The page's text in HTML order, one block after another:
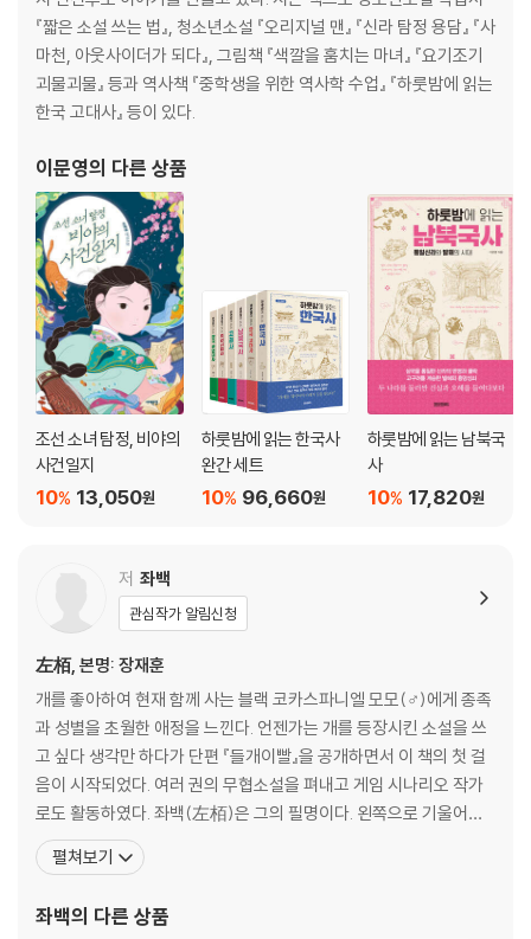
『짧은 소설 쓰는 법』, 청소년소설 『오리지널 맨』 『신라 탐정 용담』 『사
마천, 아웃사이더가 되다』, 그림책 『색깔을 훔치는 마녀』 『요기조기
괴물괴물』 등과 역사책 『중학생을 위한 역사학 수업』 『하룻밤에 읽는
한국 고대사』 등이 있다.
이문영의 다른 상품
조선 소녀 탐정, 비야의
사건일지
13,050원
10%
하룻밤에 읽는 한국사
완간 세트
96,660원
10%
하룻밤에 읽는 남북국
사
17,820원
10%
저 좌백
관심작가 알림신청
左栢, 본명: 장재훈
개를 좋아하여 현재 함께 사는 블랙 코카스파니엘 모모(♂)에게 종족
과 성별을 초월한 애정을 느낀다. 언젠가는 개를 등장시킨 소설을 쓰
고 싶다 생각만 하다가 단편 『들개이빨』을 공개하면서 이 책의 첫 걸
음이 시작되었다. 여러 권의 무협소설을 펴내고 게임 시나리오 작가
로도 활동하였다. 좌백(左栢)은 그의 필명이다. 왼쪽으로 기울어진
잣나무라는 뜻으로, 바른(오른)쪽에 반하여 세상을 바라보겠다는 의
지가 담겨 있다. 1965년 강원도 동해에서 태어나 1993년 숭실대 철
의 필명에는 자신만의 세계관을 담고 있다. 좌
펼쳐보기
좌백의 다른 상품